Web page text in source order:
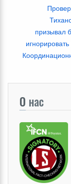
призывал
О нас